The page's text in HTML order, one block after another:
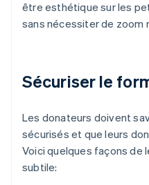
être esthétique sur les
sans nécessiter de zoom
Sécuriser le
Les donateurs doivent
sécurisés et que leurs
Voici quelques façons de
subtile: